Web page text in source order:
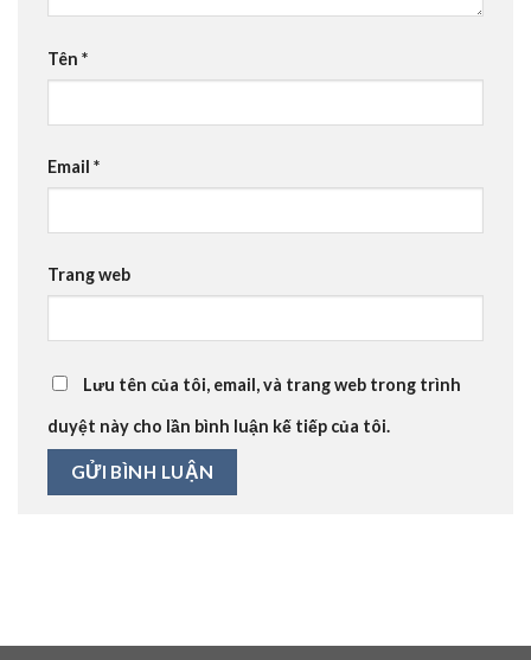
Tên *
Email *
Trang web
Lưu tên của tôi, email, và trang web trong trình
duyệt này cho lần bình luận kế tiếp của tôi.